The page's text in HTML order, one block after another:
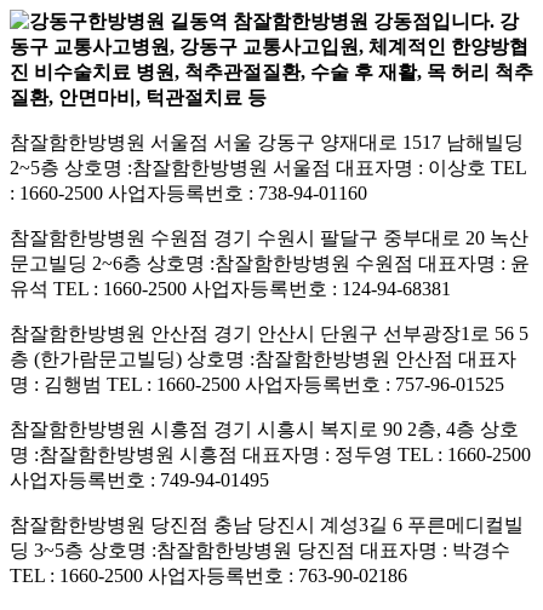
참잘함한방병원 서울점 서울 강동구 양재대로 1517 남해빌딩
2~5층 상호명 :참잘함한방병원 서울점 대표자명 : 이상호 TEL
: 1660-2500 사업자등록번호 : 738-94-01160
참잘함한방병원 수원점 경기 수원시 팔달구 중부대로 20 녹산
문고빌딩 2~6층 상호명 :참잘함한방병원 수원점 대표자명 : 윤
유석 TEL : 1660-2500 사업자등록번호 : 124-94-68381
참잘함한방병원 안산점 경기 안산시 단원구 선부광장1로 56 5
층 (한가람문고빌딩) 상호명 :참잘함한방병원 안산점 대표자
명 : 김행범 TEL : 1660-2500 사업자등록번호 : 757-96-01525
참잘함한방병원 시흥점 경기 시흥시 복지로 90 2층, 4층 상호
명 :참잘함한방병원 시흥점 대표자명 : 정두영 TEL : 1660-2500
사업자등록번호 : 749-94-01495
참잘함한방병원 당진점 충남 당진시 계성3길 6 푸른메디컬빌
딩 3~5층 상호명 :참잘함한방병원 당진점 대표자명 : 박경수
TEL : 1660-2500 사업자등록번호 : 763-90-02186